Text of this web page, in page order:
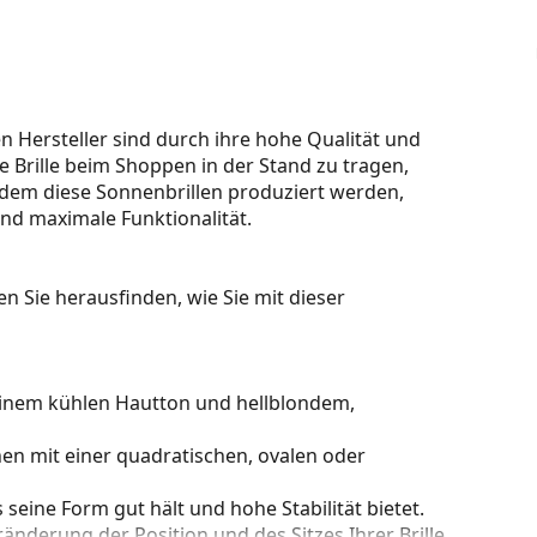
Hersteller sind durch ihre hohe Qualität und
beim Shoppen in der Stand zu tragen,
diese Sonnenbrillen produziert werden,
maximale Funktionalität.
Sie herausfinden, wie Sie mit dieser
kühlen Hautton und hellblondem,
mit einer quadratischen, ovalen oder
Form gut hält und hohe Stabilität bietet.